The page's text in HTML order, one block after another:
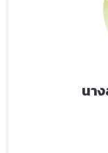
นา